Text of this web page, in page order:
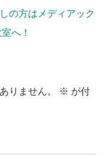
の方はメディアック
へ！
りません。 ※ が付